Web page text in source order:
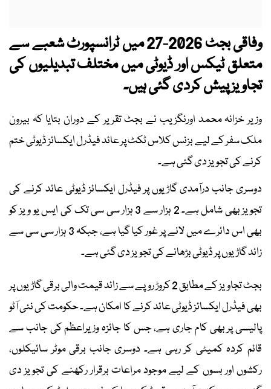
وفاقی بجٹ 2026-27 میں ٹرانسپورٹ شعبے سے
متعلق ٹیکس اور ڈیوٹی میں مختلف تبدیلیوں کی
تجاویز پیش کردی گئی ہیں۔
وزیر خزانہ محمد اورنگزیب نے بجٹ تقریر کے دوران بتایا کہ بیرون
ملک سفر کے لیے بزنس کلاس ٹکٹ پر عائد فیڈرل ایکسائز ڈیوٹی ختم
کرنے کی تجویز دی گئی ہے۔
دوسری جانب درآمدی گاڑیوں پر فیڈرل ایکسائز ڈیوٹی عائد کرنے کی
تجویز بھی شامل ہے۔ 2 ہزار سے 3 ہزار سی سی تک کی ایس یو ویز کو
بھی اس دائرے میں لانے پر غور کیا گیا ہے، جبکہ 3 ہزار سی سی سے
زائد گاڑیوں پر ڈیوٹی بڑھانے کی تجویز دی گئی ہے۔
بجٹ تجاویز کے مطابق 2 کروڑ روپے سے زائد قیمت والی برقی گاڑیوں پر
بھی فیڈرل ایکسائز ڈیوٹی عائد کرنے کا امکان ہے۔ حکومت کی نئی آٹو
پالیسی پر بھی کام جاری ہے، جس کا جائزہ وزیراعظم کی جانب سے
قائم کردہ کمیٹی کر رہی ہے۔ دوسری جانب برقی موٹر سائیکلوں،
رکشوں اور بسوں کے لیے موجود مراعات برقرار رکھنے کی تجویز دی